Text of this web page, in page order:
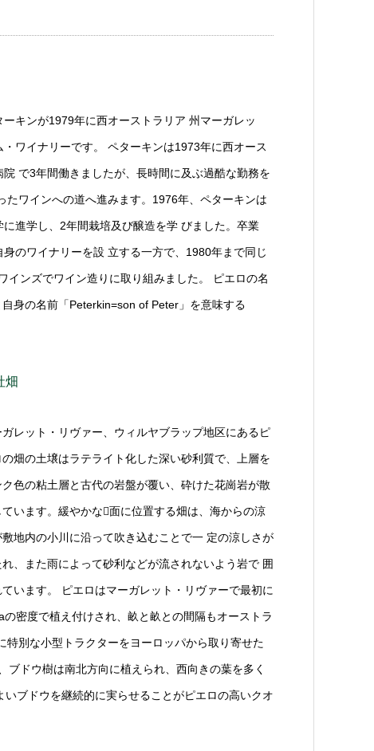
キンが1979年に⻄オーストラリア 州マーガレッ
・ワイナリーです。 ペターキンは1973年に⻄オース
院 で3年間働きましたが、⻑時間に及ぶ過酷な勤務を
たワインへの道へ進みます。1976年、ペターキンは
進学し、2年間栽培及び醸造を学 びました。卒業
のワイナリーを設 立する一方で、1980年まで同じ
インズでワイン造りに取り組みました。 ピエロの名
身の名前「Peterkin=son of Peter」を意味する
畑
ガレット・リヴァー、ウィルヤブラップ地区にあるピ
の畑の土壌はラテライト化した深い砂利質で、上層を
ク色の粘土層と古代の岩盤が覆い、砕けた花崗岩が散
ています。緩やかな􏰀面に位置する畑は、海からの涼
敷地内の小川に沿って吹き込むことで一 定の涼しさが
、また雨によって砂利などが流されないよう岩で 囲
ています。 ピエロはマーガレット・リヴァーで最初に
密度で植え付けされ、畝と畝との間隔もオーストラ
別な小型トラクターをヨーロッパから取り寄せた
ドウ樹は南北方向に植えられ、⻄向きの葉を多く
ブドウを継続的に実らせることがピエロの高いクオ